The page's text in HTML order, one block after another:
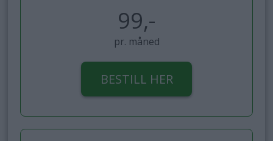
99,-
pr. måned
BESTILL HER